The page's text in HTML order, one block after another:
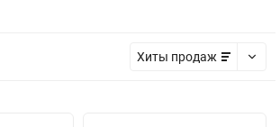
Хиты продаж